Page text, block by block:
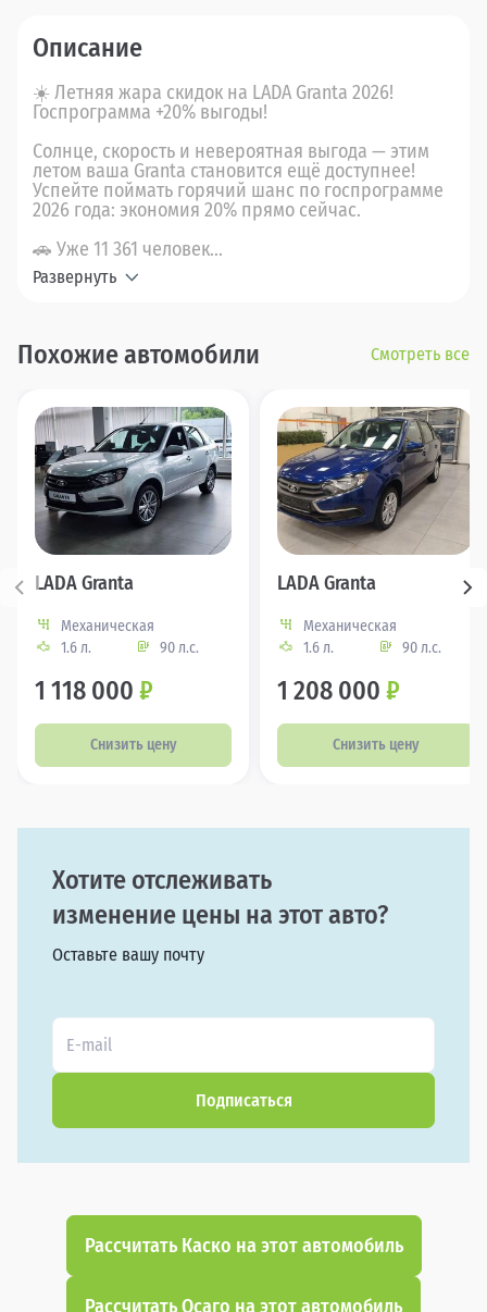
Описание
☀️ Летняя жара скидок на LADA Granta 2026!
Госпрограмма +20% выгоды!
Солнце, скорость и невероятная выгода — этим
летом ваша Granta становится ещё доступнее!
Успейте поймать горячий шанс по госпрограмме
2026 года: экономия 20% прямо сейчас.
🚗 Уже 11 361 человек...
Развернуть
Похожие автомобили Смотреть все
LADA Granta
Механическая
1.6 л.
90 л.с.
1 118 000 ₽
Снизить цену
LADA Granta
Механическая
1.6 л.
90 л.с.
1 208 000 ₽
Снизить цену
Хотите отслеживать
изменение цены на этот авто?
Оставьте вашу почту
Подписаться
Рассчитать Каско на этот автомобиль
Рассчитать Осаго на этот автомобиль